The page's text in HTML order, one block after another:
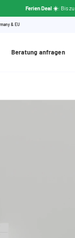
Ferien Deal ☀️: Bis zu
& EU
Beratung anfragen